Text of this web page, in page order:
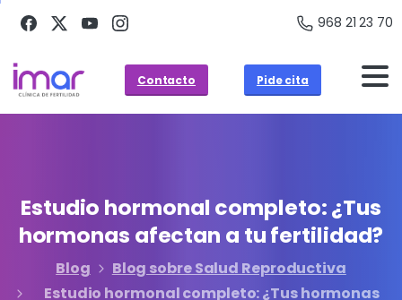
968 21 23 70
Contacto Pide cita
Estudio hormonal completo:¿Tus
hormonas afectan a tufertilidad?
Blog
Blog sobre Salud Reproductiva
Estudio hormonal completo: ¿Tus hormonas